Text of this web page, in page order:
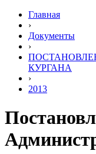
Главная
›
Документы
›
КУРГАНА
›
2013